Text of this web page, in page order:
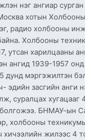
нэг ангиар
хотын
радио холбооны
Холбооны
утсан харилцааны
ангид 1939-1957
мэргэжилтэн
эдийн засгийн анги
суралцах
БНМАУ-ын
холбооны
жилээс 4